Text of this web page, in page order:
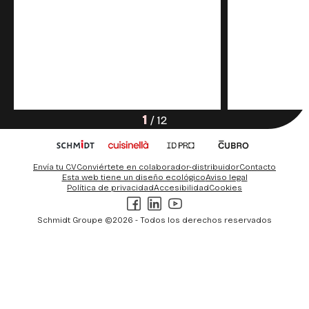
1 / 12
Schmidt Groupe ©2026 - Todos los derechos reservados
Envía tu CVConviértete en colaborador-distribuidorContacto
Esta web tiene un diseño ecológicoAviso legal
Política de privacidadAccesibilidadCookies
Facebook
LinkedIn
Youtube